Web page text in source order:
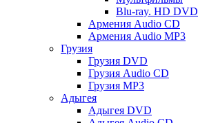
Blu-ray. HD DVD
Армения Audio CD
Армения Audio MP3
Грузия
Грузия DVD
Грузия Audio CD
Грузия MP3
Адыгея
Адыгея DVD